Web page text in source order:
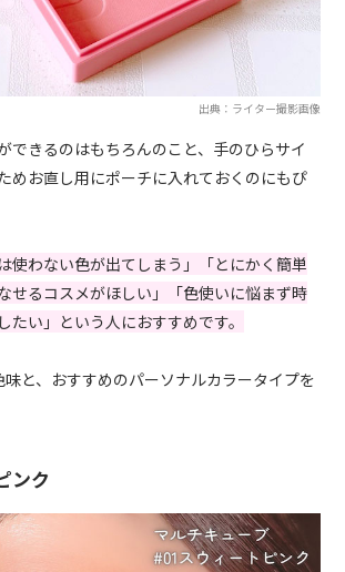
出典：ライター撮影画像
できるのはもちろんのこと、手のひらサイ
めお直し用にポーチに入れておくのにもぴ
使わない色が出てしまう」「とにかく簡単
せるコスメがほしい」「色使いに悩まず時
たい」という人におすすめです。
と、おすすめのパーソナルカラータイプを
ンク